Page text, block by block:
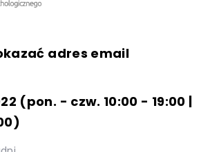
adres email
(pon. - czw. 10:00 - 19:00 |